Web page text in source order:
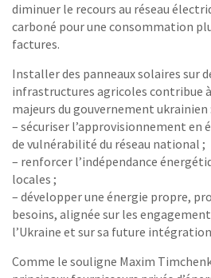
diminuer le recours au réseau
carboné pour une consommation
factures.
Installer des panneaux solaires sur
infrastructures agricoles contribue
majeurs du gouvernement ukrainien :
– sécuriser l’approvisionnement en
de vulnérabilité du réseau national ;
– renforcer l’indépendance
locales ;
– développer une énergie propre,
besoins, alignée sur les
l’Ukraine et sur sa future
Comme le souligne Maxim